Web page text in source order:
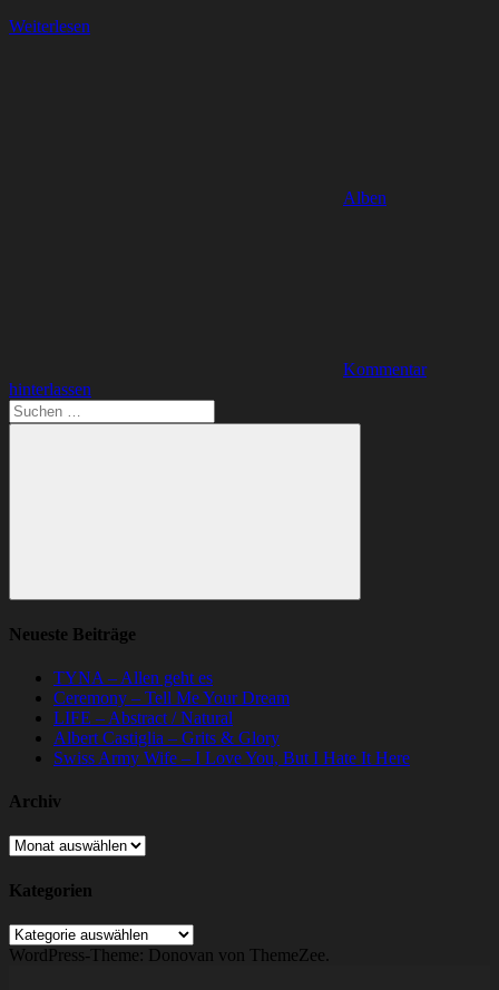
Weiterlesen
Alben
Kommentar
hinterlassen
Suchen
nach:
Suchen
Neueste Beiträge
TYNA – Allen geht es
Ceremony – Tell Me Your Dream
LIFE – Abstract / Natural
Albert Castiglia – Grits & Glory
Swiss Army Wife – I Love You, But I Hate It Here
Archiv
Archiv
Kategorien
Kategorien
WordPress-Theme: Donovan von ThemeZee.